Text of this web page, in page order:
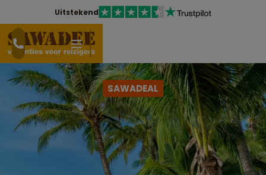
Uitstekend
SAWADEAL